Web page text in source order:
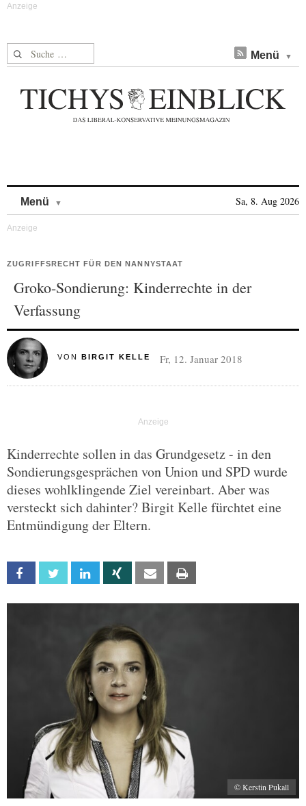
Suche nach: Menü
Menü Sa, 8. Aug 2026
ZUGRIFFSRECHT FÜR DEN NANNYSTAAT
Groko-Sondierung: Kinderrechte in der
Verfassung
VON BIRGIT KELLE Fr, 12. Januar 2018
Kinderrechte sollen in das Grundgesetz - in den
Sondierungsgesprächen von Union und SPD wurde
dieses wohlklingende Ziel vereinbart. Aber was
versteckt sich dahinter? Birgit Kelle fürchtet eine
Entmündigung der Eltern.
Facebook Twitter Linkedin Xing Email
© Kerstin Pukall